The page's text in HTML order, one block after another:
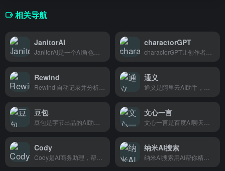
相关导航
JanitorAI charactorGPT
Rewind 通义
豆包 文心一言
Cody 纳米AI搜索